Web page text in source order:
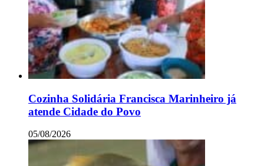
Cozinha Solidária Francisca Marinheiro já
atende Cidade do Povo
05/08/2026